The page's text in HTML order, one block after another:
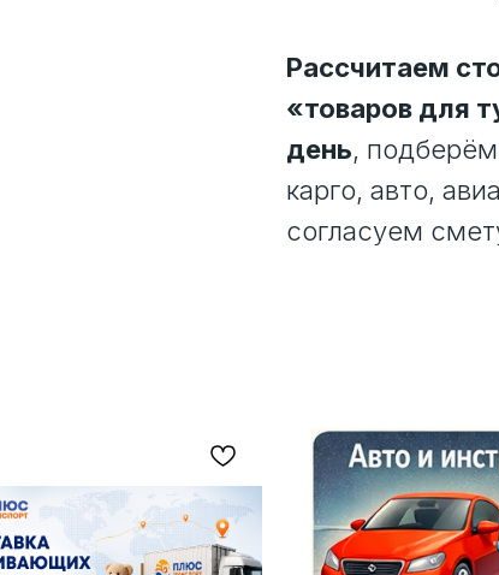
Рассчитаем
«товаров для
день,
карго, авто,
согласуем